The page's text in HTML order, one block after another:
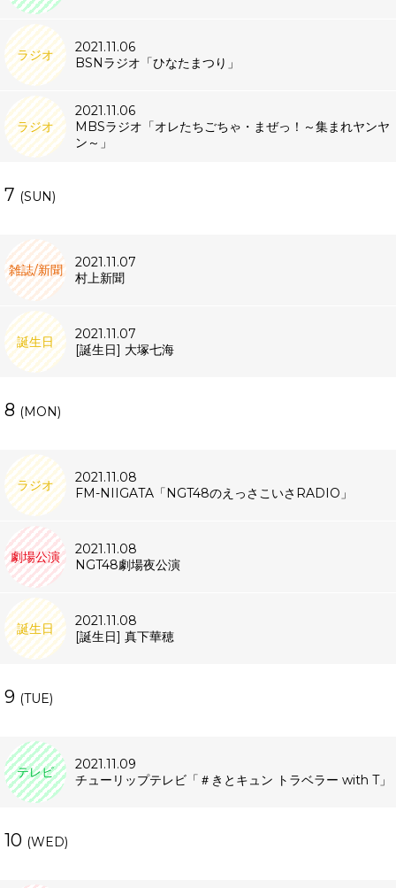
ラジオ
2021.11.06
BSNラジオ「ひなたまつり」
ラジオ
2021.11.06
MBSラジオ「オレたちごちゃ・まぜっ！～集まれヤンヤ
ン～」
7 (SUN)
雑誌/新聞
2021.11.07
村上新聞
誕生日
2021.11.07
[誕生日] 大塚七海
8 (MON)
ラジオ
2021.11.08
FM-NIIGATA「NGT48のえっさこいさRADIO」
劇場公演
2021.11.08
NGT48劇場夜公演
誕生日
2021.11.08
[誕生日] 真下華穂
9 (TUE)
テレビ
2021.11.09
チューリップテレビ「＃きとキュン トラベラー with T」
10 (WED)